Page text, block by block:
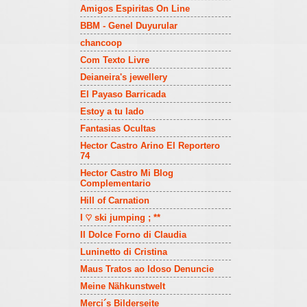
apitis
apneagr
AQUARIUM-CITY
Are you series…-Ξένες σειρές-
Οδηγός επιβίωσης
AReTi s B.log
ARGO
Art Decoration and Crafting
ART e-GALLERY I.ZARRA ..
ART LOVER
ART of HAND
ART OF SILENA
Artandcreations
Artdeco fantasy
art nouveau
Arte Bambini
artnouveau
Arxodas BET | Arxodas.com
Amigos Espiritas On Line
BBM - Genel Duyurular
chancoop
Com Texto Livre
Deianeira's jewellery
El Payaso Barricada
Estoy a tu lado
Fantasias Ocultas
Hector Castro Arino El Reportero
74
Hector Castro Mi Blog
Complementario
Hill of Carnation
I ♡ ski jumping ; **
Il Dolce Forno di Claudia
Luninetto di Cristina
Maus Tratos ao Idoso Denuncie
Meine Nähkunstwelt
Merci´s Bilderseite